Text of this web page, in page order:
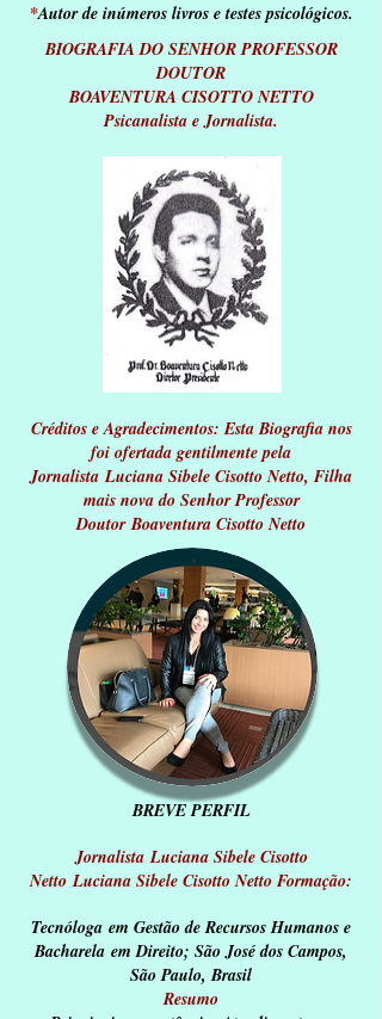
*Autor de inúmeros livros e testes psicológicos.
BIOGRAFIA DO SENHOR PROFESSOR
DOUTOR
BOAVENTURA CISOTTO NETTO
Psicanalista e Jornalista.
Créditos e Agradecimentos: Esta Biografia nos
foi ofertada gentilmente pela
JornalistaLuciana Sibele Cisotto Netto, Filha
mais nova do Senhor Professor
DoutorBoaventura Cisotto Netto
BREVE PERFIL
Jornalista Luciana Sibele Cisotto
NettoLuciana Sibele Cisotto Netto Formação:
Tecnóloga em Gestão de Recursos Humanos e
Bacharela em Direito; São José dos Campos,
São Paulo, Brasil
Resumo